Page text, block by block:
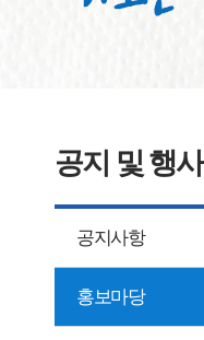
공지 및 행사
공지사항
홍보마당